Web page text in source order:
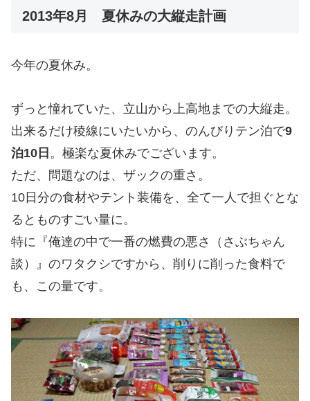
2013年8月 夏休みの大縦走計画
今年の夏休み。
ずっと憧れていた、立山から上高地までの大縦走。
出来るだけ稜線にいたいから、のんびりテン泊で9
泊10日 。極楽な夏休みでございます。
ただ、問題なのは、ザックの重さ。
10日分の食材やテント装備を、全て一人で担ぐとな
るとものすごい量に。
特に『俺達の中で一番の燃費の悪さ（さぶちゃん
談）』のワタクシですから、削りに削った食料で
も、この量です。